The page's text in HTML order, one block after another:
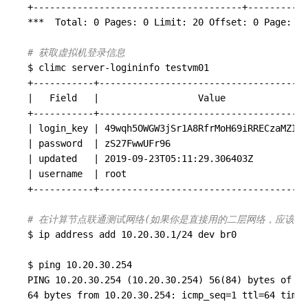
+--------------------------------------+----------
***  Total: 0 Pages: 0 Limit: 20 Offset: 0 Page:
# 获取虚拟机登录信息
$ climc server-logininfo testvm01
+-----------+
|   Field   |                  Value
+-----------+
| login_key |
| password  | zS27FwwUFr96
| updated   | 2019-09-23T05:11 :29.306403Z
| username  | root
+-----------+
# 在计算节点联通测试网络(如果你是直接用的二层网络，应
$ ip address add 10.20.30.1/24 dev br0
$ ping 10.20.30.254
PING 10.20.30.254
(10.20.30.254) 56(84)
bytes of
64 bytes from 10.20.30.254: icmp_seq=1 ttl=64